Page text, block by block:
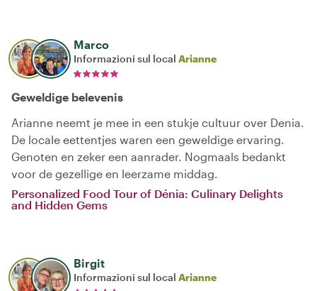
Marco
Informazioni sul local Arianne
Geweldige belevenis
Arianne neemt je mee in een stukje cultuur over Denia.
De locale eettentjes waren een geweldige ervaring.
Genoten en zeker een aanrader. Nogmaals bedankt
voor de gezellige en leerzame middag.
Personalized Food Tour of Dénia: Culinary Delights
and Hidden Gems
Birgit
Informazioni sul local Arianne